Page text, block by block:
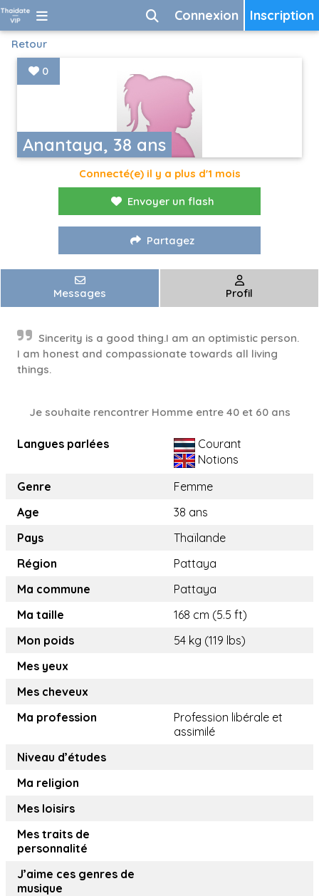
Inscription
Connexion
Retour
Anantaya, 38 ans
0
Connecté(e) il y a plus d'1 mois
Envoyer un flash
Partagez
Messages Profil
Sincerity is a good thing.I am an optimistic person.
I am honest and compassionate towards all living
things.
Je souhaite rencontrer Homme entre 40 et 60 ans
Langues parlées
Courant
Notions
Genre
Femme
Age
38 ans
Pays
Thaïlande
Région
Pattaya
Ma commune
Pattaya
Ma taille
168 cm (5.5 ft)
Mon poids
54 kg (119 lbs)
Mes yeux
Mes cheveux
Ma profession
Profession libérale et
assimilé
Niveau d’études
Ma religion
Mes loisirs
Mes traits de
personnalité
J’aime ces genres de
musique